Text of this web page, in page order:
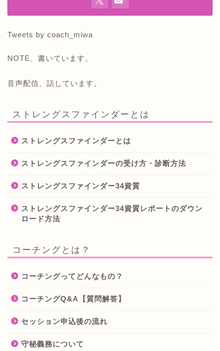
Tweets by coach_miwa
NOTE、書いています。
音声配信、話しています。
ストレングスファインダーとは
ストレングスファインダーとは
ストレングスファインダーの受け方・診断方法
ストレングスファインダー34資質
ストレングスファインダー34資質レポートのダウン
ロード方法
コーチングとは？
コーチングってどんなもの？
コーチングQ&A【質問解答】
セッション申込後の流れ
守秘義務について